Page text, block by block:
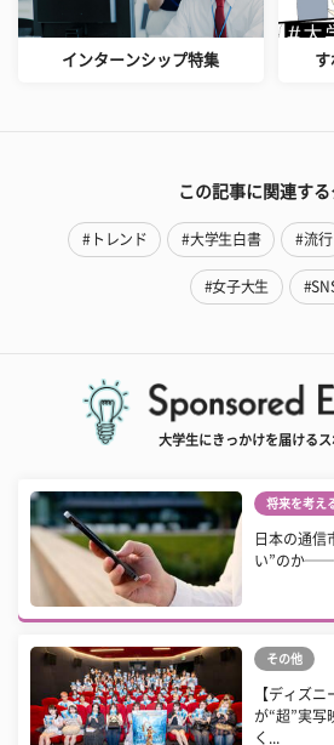
インターンシップ特集 す
この記事に関連する
#トレンド #大学生白書 #流行
#女子大生
大学生にきっかけを届けるス
将来を考え
日本の通信
い”のか
その他
【ディズ
が“超”実写
く...